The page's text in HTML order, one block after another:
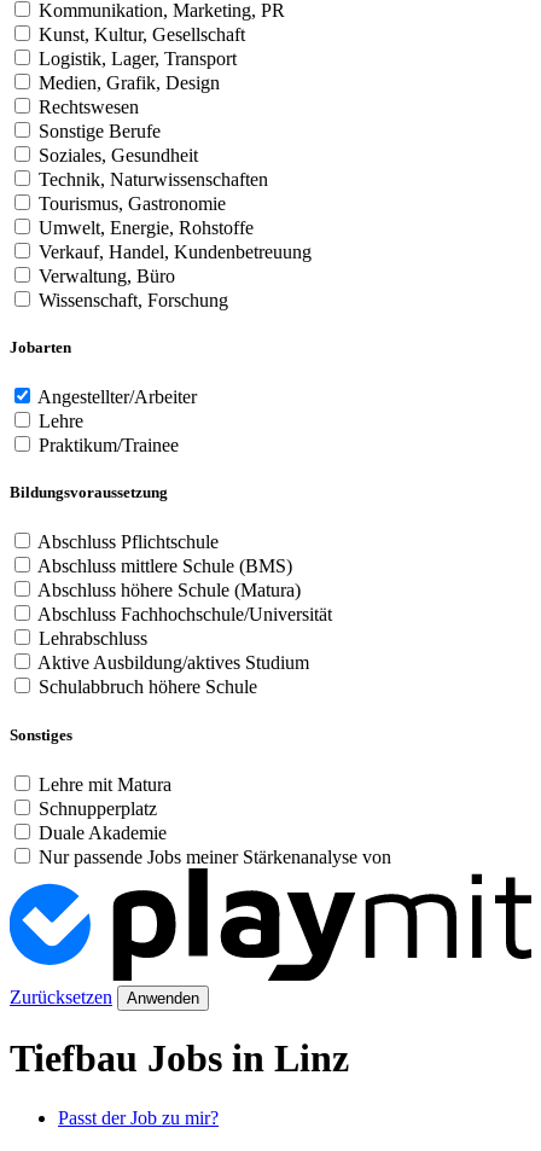
Kommunikation, Marketing, PR
Kunst, Kultur, Gesellschaft
Logistik, Lager, Transport
Medien, Grafik, Design
Rechtswesen
Sonstige Berufe
Soziales, Gesundheit
Technik, Naturwissenschaften
Tourismus, Gastronomie
Umwelt, Energie, Rohstoffe
Verkauf, Handel, Kundenbetreuung
Verwaltung, Büro
Wissenschaft, Forschung
Jobarten
Angestellter/Arbeiter
Lehre
Praktikum/Trainee
Bildungsvoraussetzung
Abschluss Pflichtschule
Abschluss mittlere Schule (BMS)
Abschluss höhere Schule (Matura)
Abschluss Fachhochschule/Universität
Lehrabschluss
Aktive Ausbildung/aktives Studium
Schulabbruch höhere Schule
Sonstiges
Lehre mit Matura
Schnupperplatz
Duale Akademie
Nur passende Jobs meiner Stärkenanalyse von
Zurücksetzen Anwenden
Tiefbau Jobs in Linz
Passt der Job zu mir?